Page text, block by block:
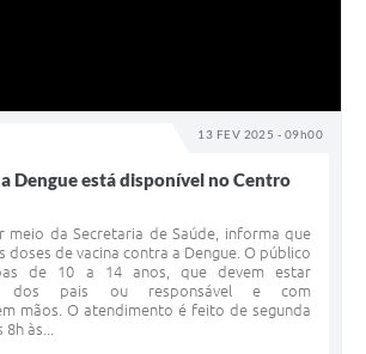
13 FEV 2025 - 09h00
Dengue está disponível no Centro
meio da Secretaria de Saúde, informa que
doses de vacina contra a Dengue. O público
de 10 a 14 anos, que devem estar
dos pais ou responsável e com
mãos. O atendimento é feito de segunda
às...